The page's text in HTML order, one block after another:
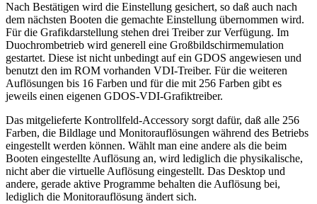
Nach Bestätigen wird die Einstellung gesichert, so daß auch nach
dem nächsten Booten die gemachte Einstellung übernommen wird.
Für die Grafikdarstellung stehen drei Treiber zur Verfügung. Im
Duochrombetrieb wird generell eine Großbildschirmemulation
gestartet. Diese ist nicht unbedingt auf ein GDOS angewiesen und
benutzt den im ROM vorhanden VDI-Treiber. Für die weiteren
Auflösungen bis 16 Farben und für die mit 256 Farben gibt es
jeweils einen eigenen GDOS-VDI-Grafiktreiber.
Das mitgelieferte Kontrollfeld-Accessory sorgt dafür, daß alle 256
Farben, die Bildlage und Monitorauflösungen während des Betriebs
eingestellt werden können. Wählt man eine andere als die beim
Booten eingestellte Auflösung an, wird lediglich die physikalische,
nicht aber die virtuelle Auflösung eingestellt. Das Desktop und
andere, gerade aktive Programme behalten die Auflösung bei,
lediglich die Monitorauflösung ändert sich.